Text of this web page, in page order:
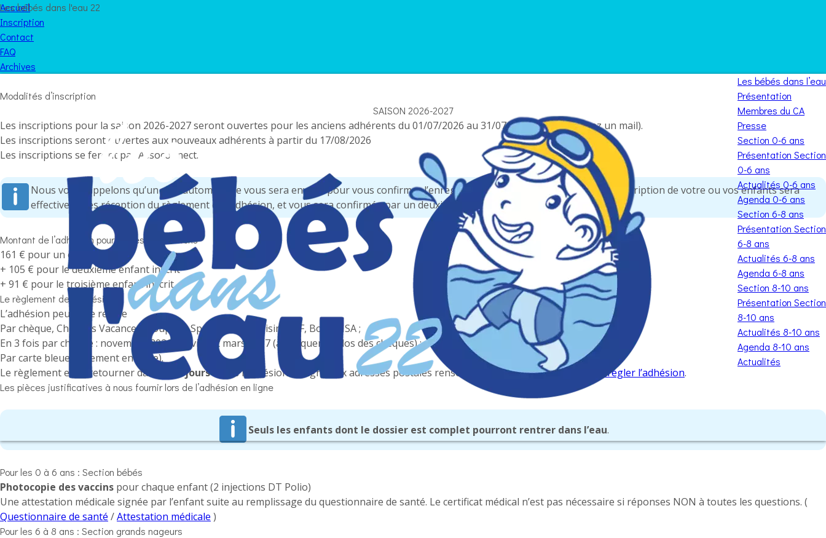
Les bébés dans l'eau 22
Accueil
Inscription
Contact
FAQ
Archives
Les bébés dans l’eau
Présentation
Membres du CA
Presse
Section 0-6 ans
Présentation Section
0-6 ans
Actualités 0-6 ans
Agenda 0-6 ans
Section 6-8 ans
Présentation Section
6-8 ans
Actualités 6-8 ans
Agenda 6-8 ans
Section 8-10 ans
Présentation Section
8-10 ans
Actualités 8-10 ans
Agenda 8-10 ans
Actualités
Modalités d’inscription
SAISON 2026-2027
Les inscriptions pour la saison 2026-2027 seront ouvertes pour les anciens adhérents du 01/07/2026 au 31/07/2026 (vous recevrez un mail).
Les inscriptions seront ouvertes aux nouveaux adhérents à partir du 17/08/2026
Les inscriptions se feront par Assoconnect.
Nous vous rappelons qu’un mail automatique vous sera envoyé pour vous confirmer l’enregistrement de votre dossier et que l’inscription de votre ou vos enfants sera
effective après réception du règlement de l’adhésion, et vous sera confirmée par un deuxième mail.
Montant de l’adhésion pour toutes les sections
161 € pour un enfant
+ 105 € pour le deuxième enfant inscrit
+ 91 € pour le troisième enfant inscrit
Le règlement de l’adhésion
L’adhésion peut être réglée
Par chèque, Chèques Vacances, Coupons Sport, Tickets loisirs CAF, Bons MSA ;
En 3 fois par chèque : novembre 2026, janvier et mars 2027 (à indiquer au dos des chèques) ;
Par carte bleue (Paiement en ligne).
Le règlement est à retourner dans les
7 joursaprès l’adhésion en ligne aux adresses postales renseignées dans le fichierComment régler l’adhésion.
Les pièces justificatives à nous fournir lors de l’adhésion en ligne
Seuls les enfants dont le dossier est complet pourront rentrer dans l’eau.
Pour les 0 à 6 ans : Section bébés
Photocopie des vaccins pour chaque enfant (2 injections DT Polio)
Une attestation médicale signée par l’enfant suite au remplissage du questionnaire de santé. Le certificat médical n’est pas nécessaire si réponses NON à toutes les questions. (
Questionnaire de santé /Attestation médicale )
Pour les 6 à 8 ans : Section grands nageurs